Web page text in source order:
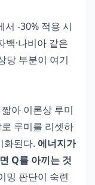
서 -30% 적용 시
백·나비아 같은
당 부분이 여기
아 이론상 루미
루미를 리셋하
화된다. 에너지가
Q를 아끼는 것
밍 판단이 숙련